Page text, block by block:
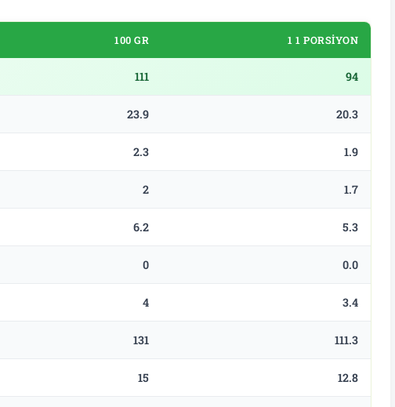
100 GR 1 1 PORSIYON
111 94
23.9 20.3
2.3 1.9
2 1.7
6.2 5.3
0 0.0
4 3.4
131 111.3
15 12.8